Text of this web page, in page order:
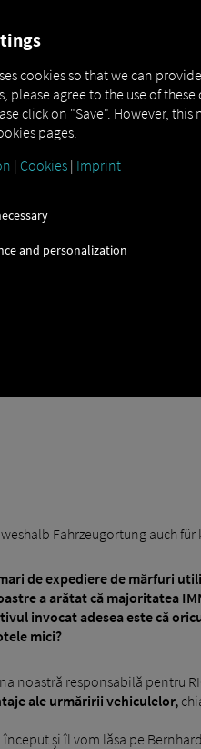
care urmărirea
Fahrzeugortung auch
de expediere de mărfuri
a arătat că majoritatea
invocat adesea este că
mici?
noastră responsabilă pentru
ale urmăririi vehiculelor,
și îl vom lăsa pe
cookies so that we can
please agree to the use of
click on "Save". However,
pages.
| Cookies | Imprint
and personalization